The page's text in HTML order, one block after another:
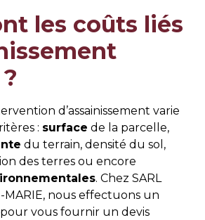
les coûts liés
d’assainissement varie
: surface de la parcelle,
du terrain, densité du sol,
des terres ou encore
. Chez SARL
MARIE, nous effectuons un
vous fournir un devis